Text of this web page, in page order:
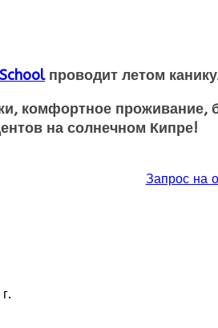
проводит летом
комфортное проживание,
на солнечном Кипре!
Запрос на